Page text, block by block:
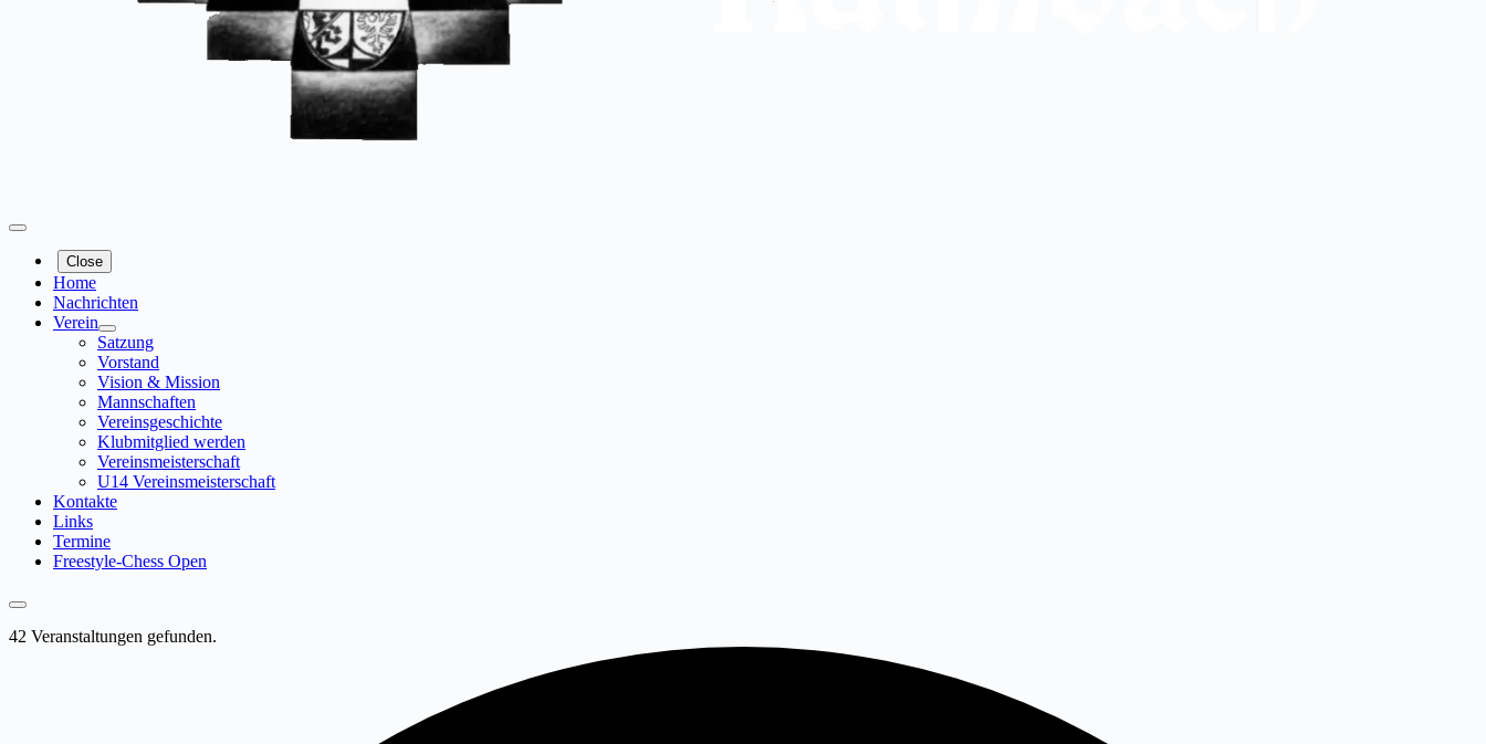
Close
Home
Nachrichten
Verein
Satzung
Vorstand
Vision & Mission
Mannschaften
Vereinsgeschichte
Klubmitglied werden
Vereinsmeisterschaft
U14 Vereinsmeisterschaft
Kontakte
Links
Termine
Freestyle-Chess Open
42 Veranstaltungen gefunden.